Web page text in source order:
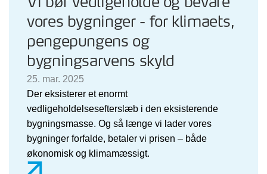
vores bygninger - for klimaets,
pengepungens og
bygningsarvens skyld
25. mar. 2025
Der eksisterer et enormt
vedligeholdelsesefterslæb i den eksisterende
bygningsmasse. Og så længe vi lader vores
bygninger forfalde, betaler vi prisen – både
økonomisk og klimamæssigt.